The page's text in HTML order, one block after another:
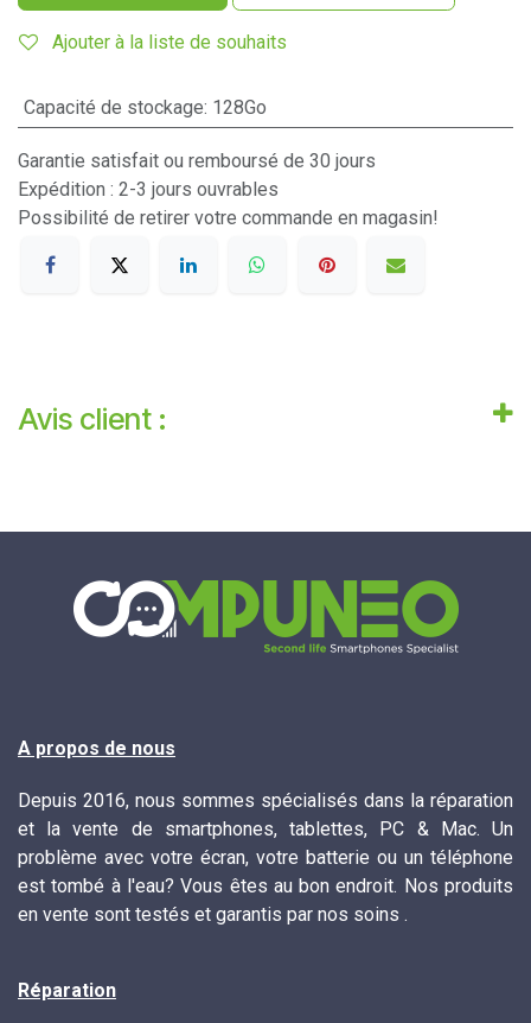
Ajouter à la liste de souhaits
Capacité de stockage: 128Go
Garantie satisfait ou remboursé de 30 jours
Expédition : 2-3 jours ouvrables
Possibilité de retirer votre commande en magasin!
Avis client :
A propos de nous
Depuis 2016, nous sommes spécialisés dans la réparation
et la vente de smartphones, tablettes, PC & Mac. Un
problème avec votre écran, votre batterie ou un téléphone
est tombé à l'eau? Vous êtes au bon endroit. Nos produits
en vente sont testés et garantis par nos soins .
Réparation